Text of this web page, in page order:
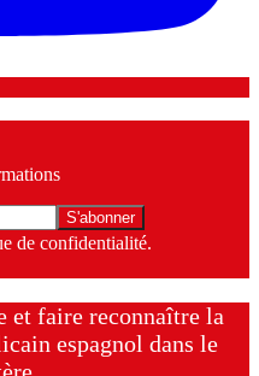
de confidentialité.
et faire reconnaître la
espagnol dans le